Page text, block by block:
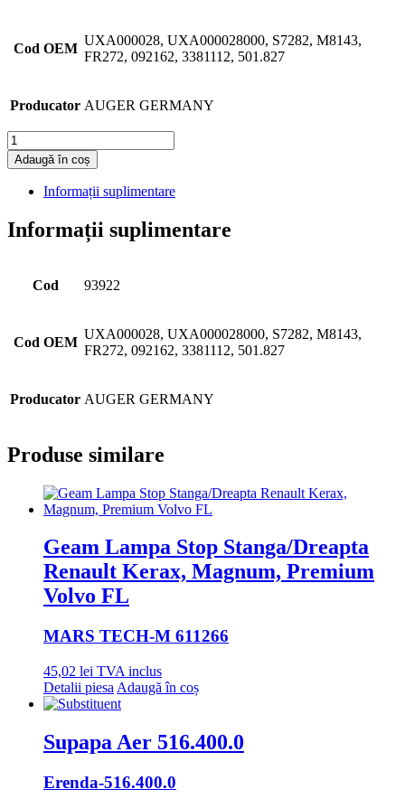
Cod OEM
UXA000028, UXA000028000, S7282, M8143,
FR272, 092162, 3381112, 501.827
Producator AUGER GERMANY
Cantitate
Adaugă în coș
Informații suplimentare
Informații suplimentare
Cod 93922
Cod OEM
UXA000028, UXA000028000, S7282, M8143,
FR272, 092162, 3381112, 501.827
Producator AUGER GERMANY
Produse similare
Geam Lampa Stop Stanga/Dreapta
Renault Kerax, Magnum, Premium
Volvo FL
MARS TECH-M 611266
45,02 lei TVA inclus
Detalii piesa Adaugă în coș
Supapa Aer 516.400.0
Erenda-516.400.0